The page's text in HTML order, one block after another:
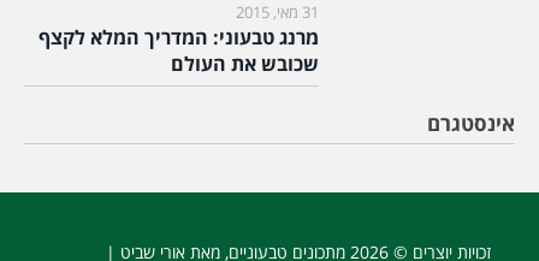
31 מאי, 2015
מרנג טבעוני: המדריך המלא לקצף
שכובש את העולם
אינסטגרם
זכויות יוצרים © 2026 מתכונים טבעוניים, מאת אורי שביט |